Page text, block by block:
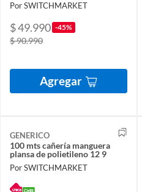
Por SWITCHMARKET
$ 49.990 -45%
$ 90.990
Agregar
GENERICO
100 mts cañería manguera
plansa de polietileno 12 9
Por SWITCHMARKET